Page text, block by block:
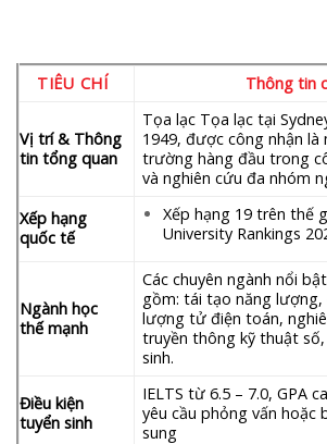
TIÊU CHÍ Thông tin
Vị trí & Thông
tin tổng quan
Tọa lạc Tọa lạc tại
1949, được công nhận
trường hàng đầu trong
và nghiên cứu đa nhóm
Xếp hạng
quốc tế
Xếp hạng 19 trên thế
University Rankings
Ngành học
thế mạnh
Các chuyên ngành nổi
gồm: tái tạo năng lượng,
lượng tử điện toán,
truyền thông kỹ thuật
sinh.
Điều kiện
tuyển sinh
IELTS từ 6.5 – 7.0, GPA
yêu cầu phỏng vấn hoặc
sung